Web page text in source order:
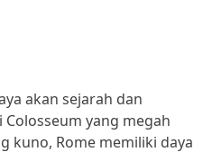
akan sejarah dan
yang megah
kuno, Rome memiliki daya